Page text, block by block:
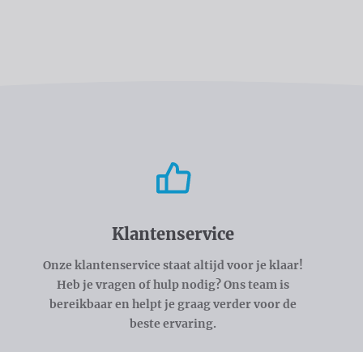
Klantenservice
Onze klantenservice staat altijd voor je klaar!
Heb je vragen of hulp nodig? Ons team is
bereikbaar en helpt je graag verder voor de
beste ervaring.